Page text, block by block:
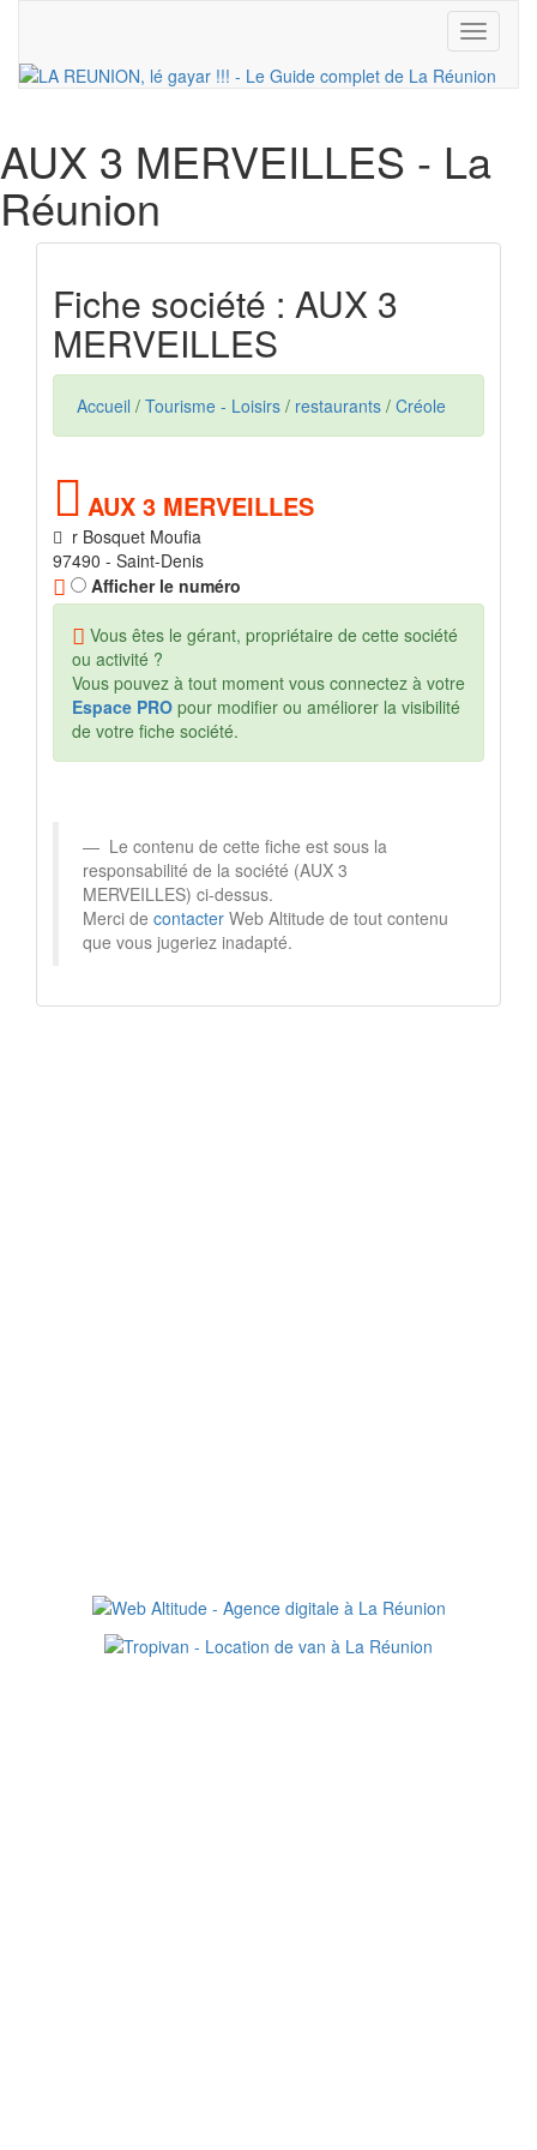
Toggle
AUX 3 MERVEILLES - La
Réunion
Fiche société : AUX 3
MERVEILLES
Accueil / Tourisme - Loisirs / restaurants / Créole
AUX 3 MERVEILLES
r Bosquet Moufia
97490 - Saint-Denis
Afficher le numéro
Vous êtes le gérant, propriétaire de cette société
ou activité ?
Vous pouvez à tout moment vous connectez à votre
Espace PRO pour modifier ou améliorer la visibilité
de votre fiche société.
Le contenu de cette fiche est sous la
responsabilité de la société (AUX 3
MERVEILLES) ci-dessus.
Merci de contacter Web Altitude de tout contenu
que vous jugeriez inadapté.